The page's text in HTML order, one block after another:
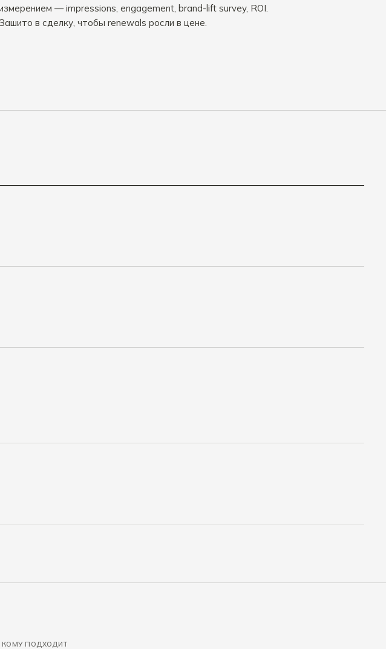
— impressions, engagement, brand-lift survey, ROI.
Зашито в сделку, чтобы renewals росли в цене.
КОМУ ПОДХОДИТ